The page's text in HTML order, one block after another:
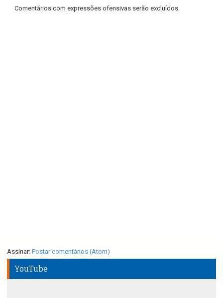
Comentários com expressões ofensivas serão excluídos.
Assinar: Postar comentários (Atom)
YouTube